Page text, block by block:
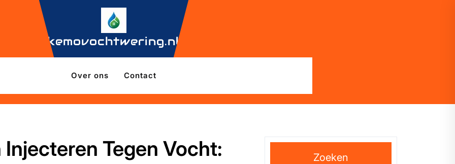
kemovochtwering.nl
Over ons Contact
Tegen Vocht: Zoeken